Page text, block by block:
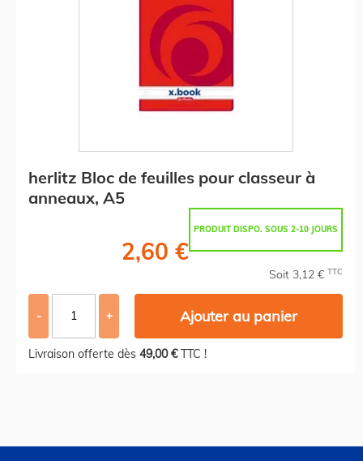
herlitz Bloc de feuilles pour classeur à
anneaux, A5
PRODUIT DISPO. SOUS 2-10 JOURS
2,60 €
Soit 3,12 € TTC
- + Ajouter au panier
Livraison offerte dès 49,00 €TTC !